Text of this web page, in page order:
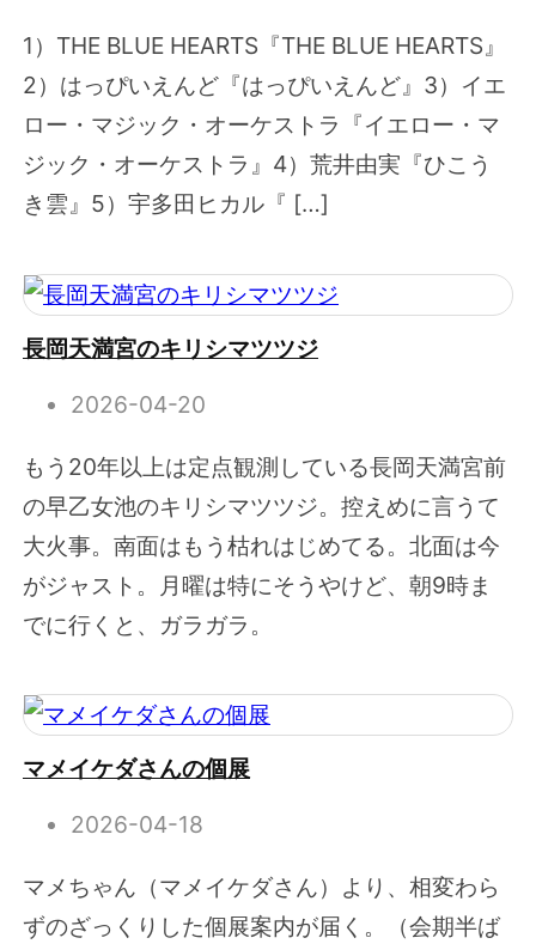
1）THE BLUE HEARTS『THE BLUE HEARTS』
2）はっぴいえんど『はっぴいえんど』3）イエ
ロー・マジック・オーケストラ『イエロー・マ
ジック・オーケストラ』4）荒井由実『ひこう
き雲』5）宇多田ヒカル『 […]
長岡天満宮のキリシマツツジ
2026-04-20
もう20年以上は定点観測している長岡天満宮前
の早乙女池のキリシマツツジ。控えめに言うて
大火事。南面はもう枯れはじめてる。北面は今
がジャスト。月曜は特にそうやけど、朝9時ま
でに行くと、ガラガラ。
マメイケダさんの個展
2026-04-18
マメちゃん（マメイケダさん）より、相変わら
ずのざっくりした個展案内が届く。（会期半ば